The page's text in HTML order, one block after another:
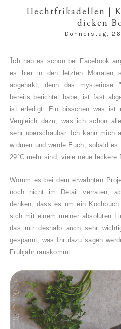
Hechtfrikadellen |
dicken
Donnerstag,
Ich hab es schon bei Facebook
es hier in den letzten Monaten
abgehakt, denn das
bereits berichtet habe, ist fast
ist erledigt. Ein bisschen was
Vergleich dazu, was ich schon
sehr überschaubar. Ich kann mich
widmen und werde Euch, sobald es
29°C mehr sind, viele neue leckere
Worum es bei dem erwähnten
noch nicht im Detail verraten,
denken, dass es um ein
sich mit einem meiner absoluten
das mir deshalb auch sehr
gespannt, was Ihr dazu sagen
Frühjahr rauskommt.